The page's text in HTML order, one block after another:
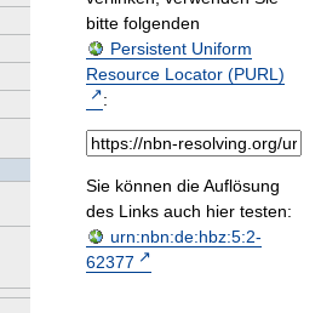
bitte folgenden
Persistent Uniform
Resource Locator (PURL)
:
Sie können die Auflösung
des Links auch hier testen:
urn:nbn:de:hbz:5:2-
62377